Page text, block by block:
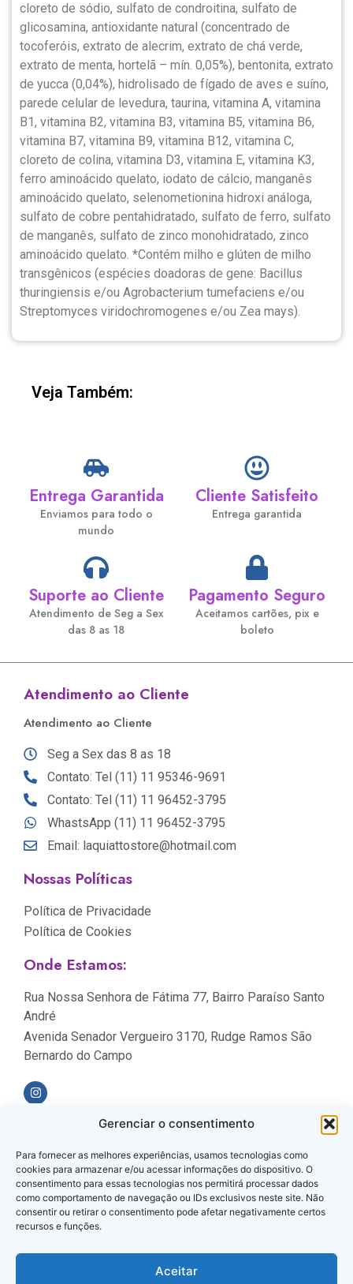
Gerenciar o consentimento
Para fornecer as melhores experiências, usamos tecnologias como
cookies para armazenar e/ou acessar informações do dispositivo. O
consentimento para essas tecnologias nos permitirá processar dados
como comportamento de navegação ou IDs exclusivos neste site. Não
consentir ou retirar o consentimento pode afetar negativamente certos
recursos e funções.
Aceitar
cloreto de sódio, sulfato de condroitina, sulfato de
glicosamina, antioxidante natural (concentrado de
tocoferóis, extrato de alecrim, extrato de chá verde,
extrato de menta, hortelã – mín. 0,05%), bentonita, extrato
de yucca (0,04%), hidrolisado de fígado de aves e suíno,
parede celular de levedura, taurina, vitamina A, vitamina
B1, vitamina B2, vitamina B3, vitamina B5, vitamina B6,
vitamina B7, vitamina B9, vitamina B12, vitamina C,
cloreto de colina, vitamina D3, vitamina E, vitamina K3,
ferro aminoácido quelato, iodato de cálcio, manganês
aminoácido quelato, selenometionina hidroxi análoga,
sulfato de cobre pentahidratado, sulfato de ferro, sulfato
de manganês, sulfato de zinco monohidratado, zinco
aminoácido quelato. *Contém milho e glúten de milho
transgênicos (espécies doadoras de gene: Bacillus
thuringiensis e/ou Agrobacterium tumefaciens e/ou
Streptomyces viridochromogenes e/ou Zea mays).
Veja Também:
Entrega Garantida
Enviamos para todo o
mundo
Cliente Satisfeito
Entrega garantida
Suporte ao Cliente
Atendimento de Seg a Sex
das 8 as 18
Pagamento Seguro
Aceitamos cartões, pix e
boleto
Atendimento ao Cliente
Atendimento ao Cliente
Seg a Sex das 8 as 18
Contato: Tel (11) 11 95346-9691
Contato: Tel (11) 11 96452-3795
WhastsApp (11) 11 96452-3795
Email: laquiattostore@hotmail.com
Nossas Políticas
Política de Privacidade
Política de Cookies
Onde Estamos:
Rua Nossa Senhora de Fátima 77, Bairro Paraíso Santo
André
Avenida Senador Vergueiro 3170, Rudge Ramos São
Bernardo do Campo
Formas de Pagamento
Loja Verificada